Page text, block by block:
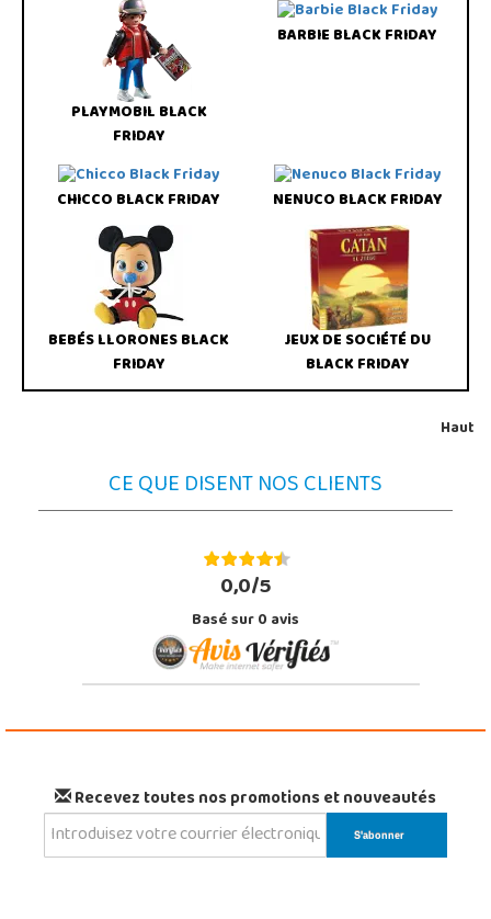
PLAYMOBIL BLACK
FRIDAY
BARBIE BLACK FRIDAY
CHICCO BLACK FRIDAY NENUCO BLACK FRIDAY
BEBÉS LLORONES BLACK
FRIDAY
JEUX DE SOCIÉTÉ DU
BLACK FRIDAY
Haut
CE QUE DISENT NOS CLIENTS
0,0/5
Basé sur0avis
Recevez toutes nos promotions et nouveautés